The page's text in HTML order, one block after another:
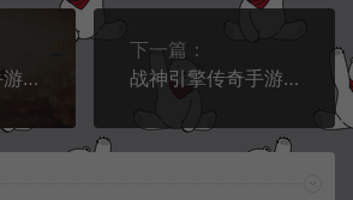
战神引擎传奇手游【1.80魅影火龙三职业】11月最新整理Win一键服务端+GM授权后台+安卓苹果双端+详细搭建教程+视频教程
下一篇：
战神引擎传奇手游【新UI1.80末日沙城三职业修复版】11月最新整理Win一键服务端+GM授权后台+安卓苹果双端+详细搭建教程+视频教程